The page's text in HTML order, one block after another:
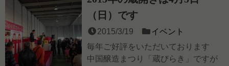
（日）です
2015/3/19
イベント
毎年ご好評をいただいております
中国醸造まつり「蔵びらき」ですが